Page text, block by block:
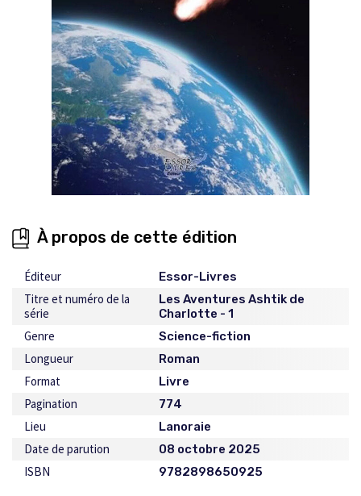
À propos de cette édition
Éditeur Essor-Livres
Titre et numéro de la
série
Les Aventures Ashtik de
Charlotte - 1
Genre Science-fiction
Longueur Roman
Format Livre
Pagination 774
Lieu Lanoraie
Date de parution 08 octobre 2025
ISBN 9782898650925